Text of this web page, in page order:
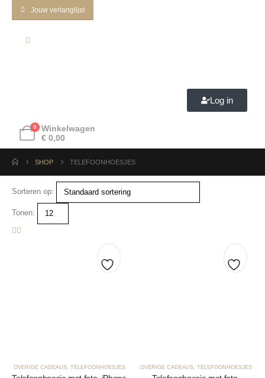
Jouw verlanglijst
Log in
0
Winkelwagen
€ 0,00
SHOP TELEFOONHOESJES
Sorteren op:
Tonen:
OVERIGE CADEAUS, TELEFOONHOESJES OVERIGE CADEAUS, TELEFOONHOESJES